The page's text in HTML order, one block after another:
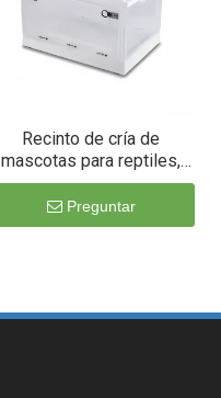
Recinto de cría de
mascotas para reptiles,
lagarto, pitón, dragón
barbudo
Preguntar